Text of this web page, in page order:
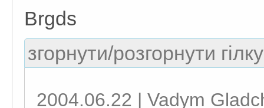
Brgds
згорнути/розгорнути
2004.06.22 | Vadym